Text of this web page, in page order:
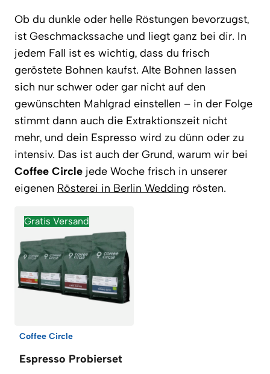
Ob du dunkle oder helle Röstungen bevorzugst,
ist Geschmackssache und liegt ganz bei dir. In
jedem Fall ist es wichtig, dass du frisch
geröstete Bohnen kaufst. Alte Bohnen lassen
sich nur schwer oder gar nicht auf den
gewünschten Mahlgrad einstellen – in der Folge
stimmt dann auch die Extraktionszeit nicht
mehr, und dein Espresso wird zu dünn oder zu
intensiv. Das ist auch der Grund, warum wir bei
Coffee Circle jede Woche frisch in unserer
eigenen Rösterei in Berlin Wedding rösten.
Gratis Versand
Coffee Circle
Espresso Probierset